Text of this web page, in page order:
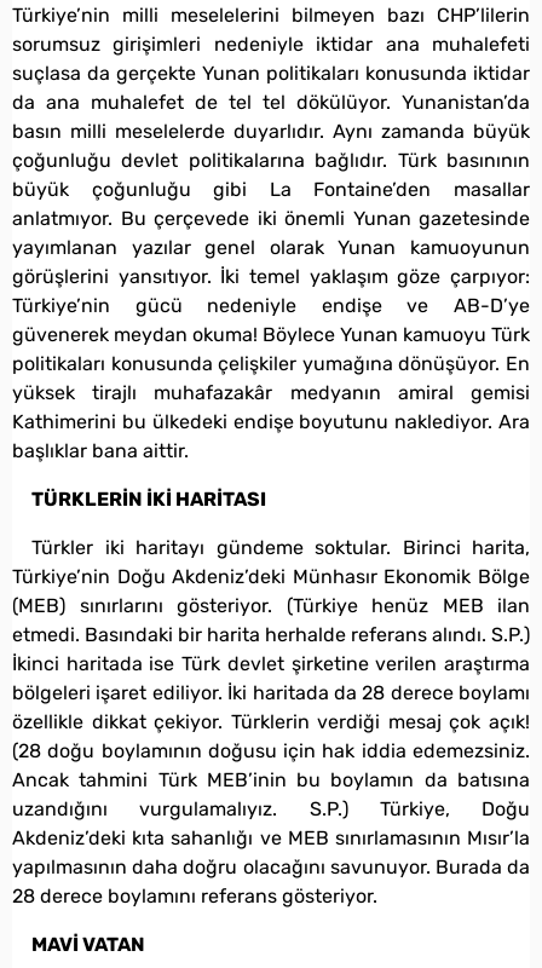
Türkiye’nin milli meselelerini bilmeyen bazı CHP’lilerin
sorumsuz girişimleri nedeniyle iktidar ana muhalefeti
suçlasa da gerçekte Yunan politikaları konusunda iktidar
da ana muhalefet de tel tel dökülüyor. Yunanistan’da
basın milli meselelerde duyarlıdır. Aynı zamanda büyük
çoğunluğu devlet politikalarına bağlıdır. Türk basınının
büyük çoğunluğu gibi La Fontaine’den masallar
anlatmıyor. Bu çerçevede iki önemli Yunan gazetesinde
yayımlanan yazılar genel olarak Yunan kamuoyunun
görüşlerini yansıtıyor. İki temel yaklaşım göze çarpıyor:
Türkiye’nin gücü nedeniyle endişe ve AB-D’ye
güvenerek meydan okuma! Böylece Yunan kamuoyu Türk
politikaları konusunda çelişkiler yumağına dönüşüyor. En
yüksek tirajlı muhafazakâr medyanın amiral gemisi
Kathimerini bu ülkedeki endişe boyutunu naklediyor. Ara
başlıklar bana aittir.
TÜRKLERİN İKİ HARİTASI
Türkler iki haritayı gündeme soktular. Birinci harita,
Türkiye’nin Doğu Akdeniz’deki Münhasır Ekonomik Bölge
(MEB) sınırlarını gösteriyor. (Türkiye henüz MEB ilan
etmedi. Basındaki bir harita herhalde referans alındı. S.P.)
İkinci haritada ise Türk devlet şirketine verilen araştırma
bölgeleri işaret ediliyor. İki haritada da 28 derece boylamı
özellikle dikkat çekiyor. Türklerin verdiği mesaj çok açık!
(28 doğu boylamının doğusu için hak iddia edemezsiniz.
Ancak tahmini Türk MEB’inin bu boylamın da batısına
uzandığını vurgulamalıyız. S.P.) Türkiye, Doğu
Akdeniz’deki kıta sahanlığı ve MEB sınırlamasının Mısır’la
yapılmasının daha doğru olacağını savunuyor. Burada da
28 derece boylamını referans gösteriyor.
MAVİ VATAN